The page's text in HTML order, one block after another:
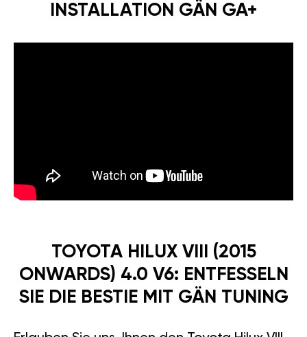
INSTALLATION GÄN GA+
TOYOTA HILUX VIII (2015
ONWARDS) 4.0 V6: ENTFESSELN
SIE DIE BESTIE MIT GÄN TUNING